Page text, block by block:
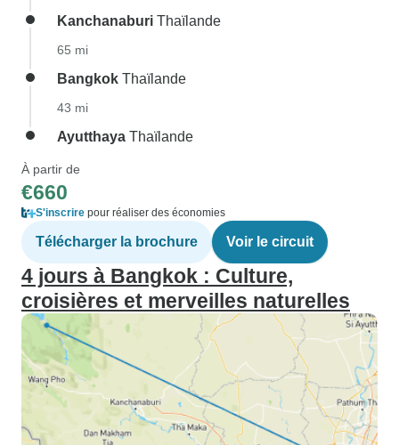
Kanchanaburi Thaïlande
65 mi
Bangkok Thaïlande
43 mi
Ayutthaya Thaïlande
À partir de
€660
S'inscrire pour réaliser des économies
Télécharger la brochure Voir le circuit
4 jours à Bangkok : Culture,
croisières et merveilles naturelles